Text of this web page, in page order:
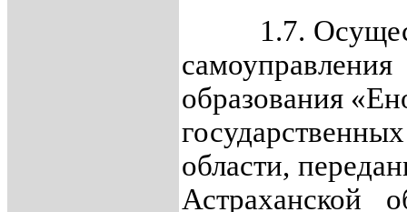
1.7.
образования
области,
Астраханской